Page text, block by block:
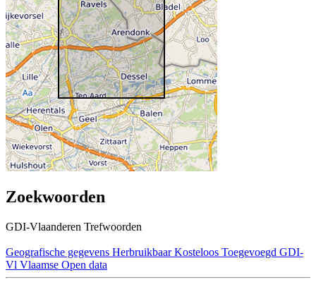
Zoekwoorden
GDI-Vlaanderen Trefwoorden
Geografische gegevens Herbruikbaar Kosteloos Toegevoegd GDI-
Vl Vlaamse Open data